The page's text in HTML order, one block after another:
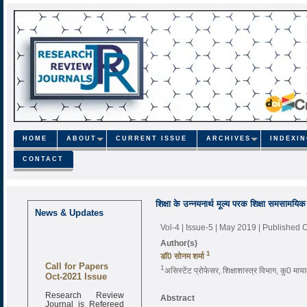
HOME ABOUT CURRENT ISSUE ARCHIVES
CONTACT
News & Updates
Call for Papers
Oct-2021 Issue
Research Review
Journal is Refereed
शिक्षा के उन्नयनार्थ मूल्य परक शिक्षा
Vol-4 | Issue-5 | May 2019 | Published
Author(s)
डाॅ0 सोनम शर्मा 1
1असिस्टेंट प्रोफेसर, शिक्षाशास्त्र विभाग, कु0
Abstract